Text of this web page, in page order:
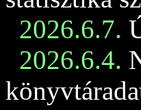
2026.6.7.
2026.6.4.